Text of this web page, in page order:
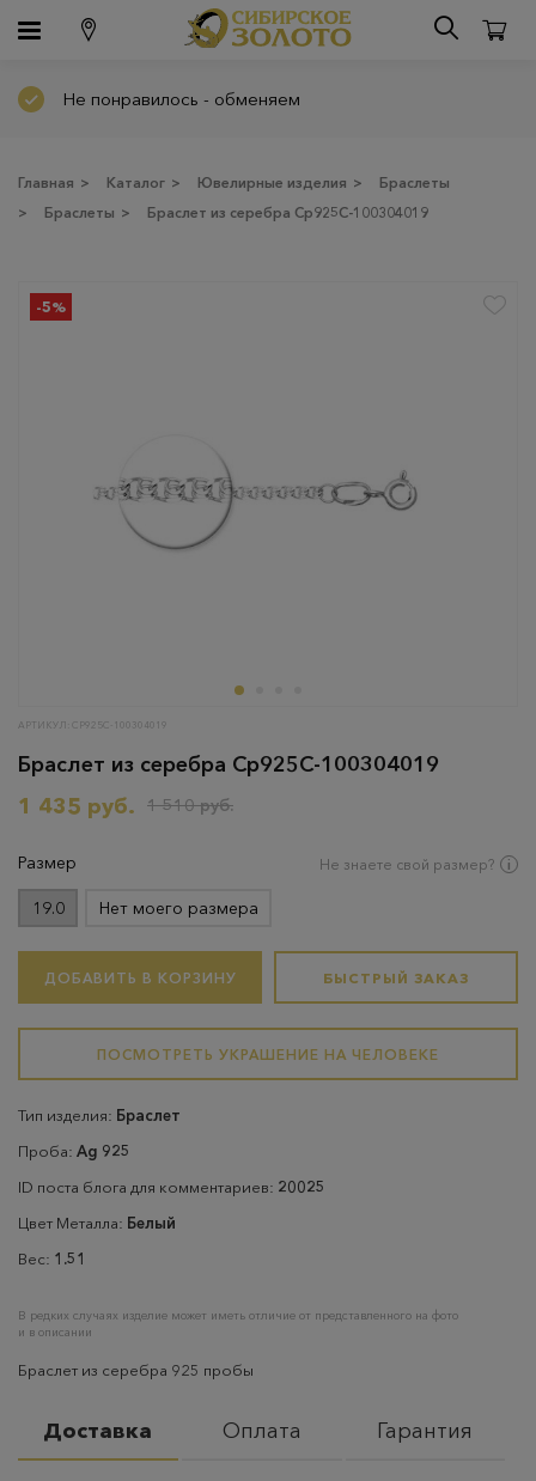
Не понравилось - обменяем
Главная > Каталог > Ювелирные изделия >
Браслеты
>
Браслеты > Браслет из серебра Ср925С-100304019
-5%
АРТИКУЛ: СР925С-100304019
Браслет из серебра Ср925С-100304019
1 435 руб.
1 510 руб.
Размер Не знаете свой размер?
19.0 Нет моего размера
ДОБАВИТЬ В КОРЗИНУ БЫСТРЫЙ ЗАКАЗ
ПОСМОТРЕТЬ УКРАШЕНИЕ НА ЧЕЛОВЕКЕ
Тип изделия: Браслет
Проба: Ag 925
ID поста блога для комментариев: 20025
Цвет Металла: Белый
Вес: 1.51
В редких случаях изделие может иметь отличие от представленного на фото
и в описании
Браслет из серебра 925 пробы
Доставка Оплата Гарантия